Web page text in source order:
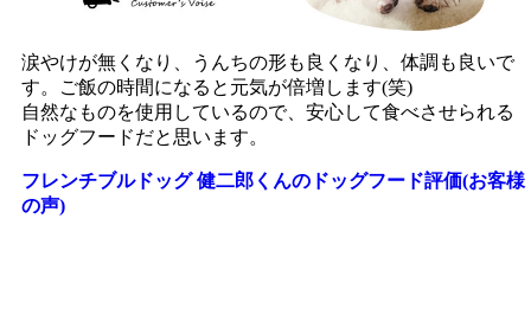
涙やけが無くなり、うんちの形も良くなり、体調も良いで
す。ご飯の時間になると元気が倍増します(笑)
自然なものを使用しているので、安心して食べさせられる
ドッグフードだと思います。
フレンチブルドッグ 健二郎くんのドッグフード評価(お客様
の声)